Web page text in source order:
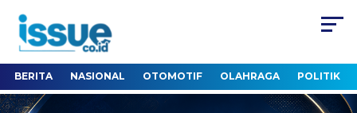
BERITA NASIONAL OTOMOTIF OLAHRAGA POLITIK